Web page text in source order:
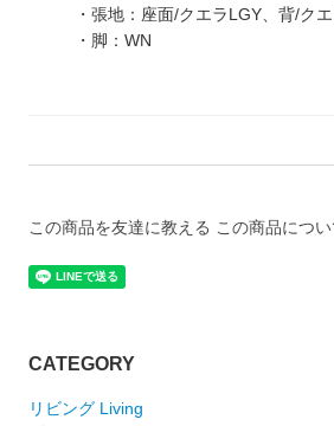
・張地：座面/クエラLGY、背/ク
・脚：WN
この商品を友達に教える この商品につ
CATEGORY
リビング Living